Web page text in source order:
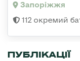
Запоріжжя
112 окремий
ПУБЛІКАЦІЇ